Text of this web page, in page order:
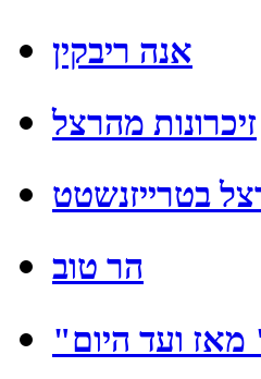
אנה ריבקין
זיכרונות מהרצל
בטרייזנשטט
הר טוב
ועד היום